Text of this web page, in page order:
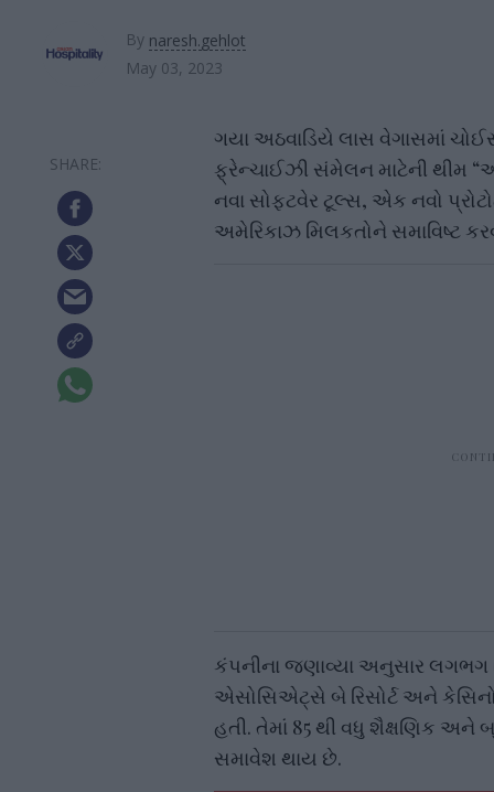
By naresh.gehlot
May 03, 2023
ગયા અઠવાડિયે લાસ વેગાસમાં
ફ્રેન્ચાઈઝી સંમેલન માટેની થીમ
નવા સોફ્ટવેર ટૂલ્સ, એક નવો
અમેરિકાઝ મિલકતોને સમાવિષ્ટ
કંપનીના જણાવ્યા અનુસાર
એસોસિએટ્સે બે રિસોર્ટ અને
હતી. તેમાં 85 થી વધુ શૈક્ષણિક અને
સમાવેશ થાય છે.